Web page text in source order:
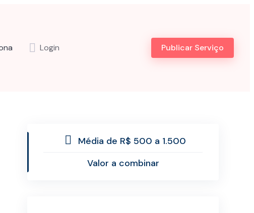
Login Publicar Serviço
Média de R$ 500 a 1.500
Valor a combinar